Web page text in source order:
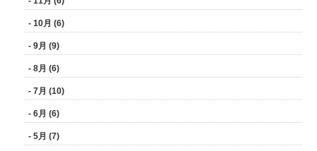
- 10月 (6)
- 9月 (9)
- 8月 (6)
- 7月 (10)
- 6月 (6)
- 5月 (7)